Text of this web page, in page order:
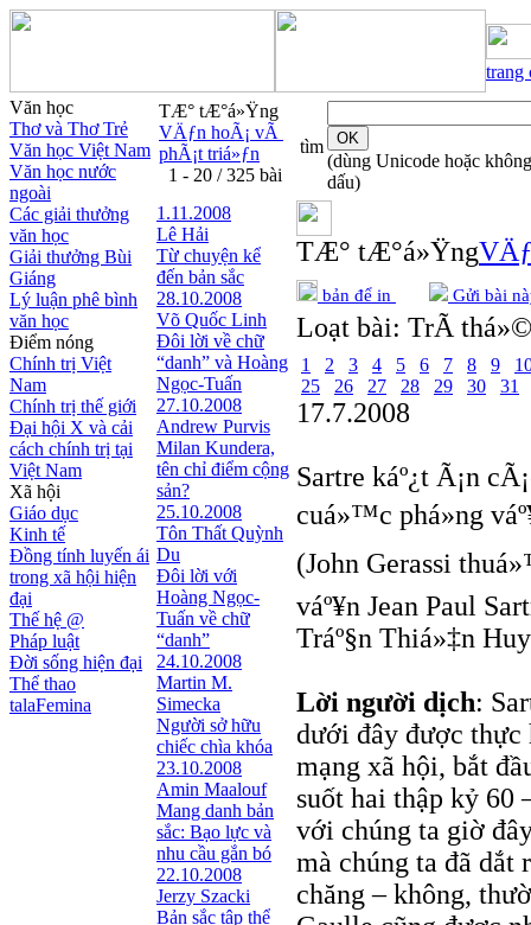
trang
Văn học
Thơ và Thơ Trẻ
Văn học Việt Nam
Văn học nước
ngoài
Các giải thưởng
văn học
Giải thưởng Bùi
Giáng
Lý luận phê bình
văn học
Điểm nóng
Chính trị Việt
Nam
Chính trị thế giới
Đại hội X và cải
cách chính trị tại
Việt Nam
Xã hội
Giáo dục
Kinh tế
Đồng tính luyến ái
trong xã hội hiện
đại
Thế hệ @
Pháp luật
Đời sống hiện đại
Thể thao
talaFemina
TÆ° tÆ°á»Ÿng
VÄƒn hoÃ¡ vÃ
phÃ¡t triá»ƒn
1 - 20 / 325 bài
1.11.2008
Lê Hải
Từ chuyện kể
đến bản sắc
28.10.2008
Võ Quốc Linh
Đôi lời về chữ
“danh” và Hoàng
Ngọc-Tuấn
27.10.2008
Andrew Purvis
Milan Kundera,
tên chỉ điểm cộng
sản?
25.10.2008
Tôn Thất Quỳnh
Du
Đôi lời với
Hoàng Ngọc-
Tuấn về chữ
“danh”
24.10.2008
Martin M.
Simecka
Người sở hữu
chiếc chìa khóa
23.10.2008
Amin Maalouf
Mang danh bản
sắc: Bạo lực và
nhu cầu gắn bó
22.10.2008
Jerzy Szacki
Bản sắc tập thể
tìm
(dùng Unicode hoặc không
dấu)
TÆ° tÆ°á»Ÿng
bản để in Gửi bài
Loạt bài: TrÃ­
1 2 3 4 5 6 7 8 9
25
26 27 28 29 30 31
17.7.2008
Sartre káº¿t Ã¡n
cuá»™c phá»ng
(John Gerassi
váº¥n Jean Paul
Tráº§n Thiá»‡n
Lời người dịch:
dưới đây được thực
mạng xã hội, bắt
suốt hai thập kỷ 60
với chúng ta giờ
mà chúng ta đã dắt
chăng – không,